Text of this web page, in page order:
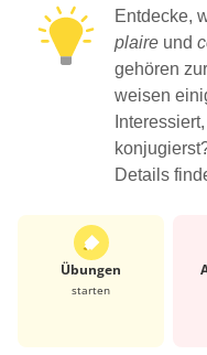
Entdecke,
plaire und
gehören
weisen
Details
Übungen
starten